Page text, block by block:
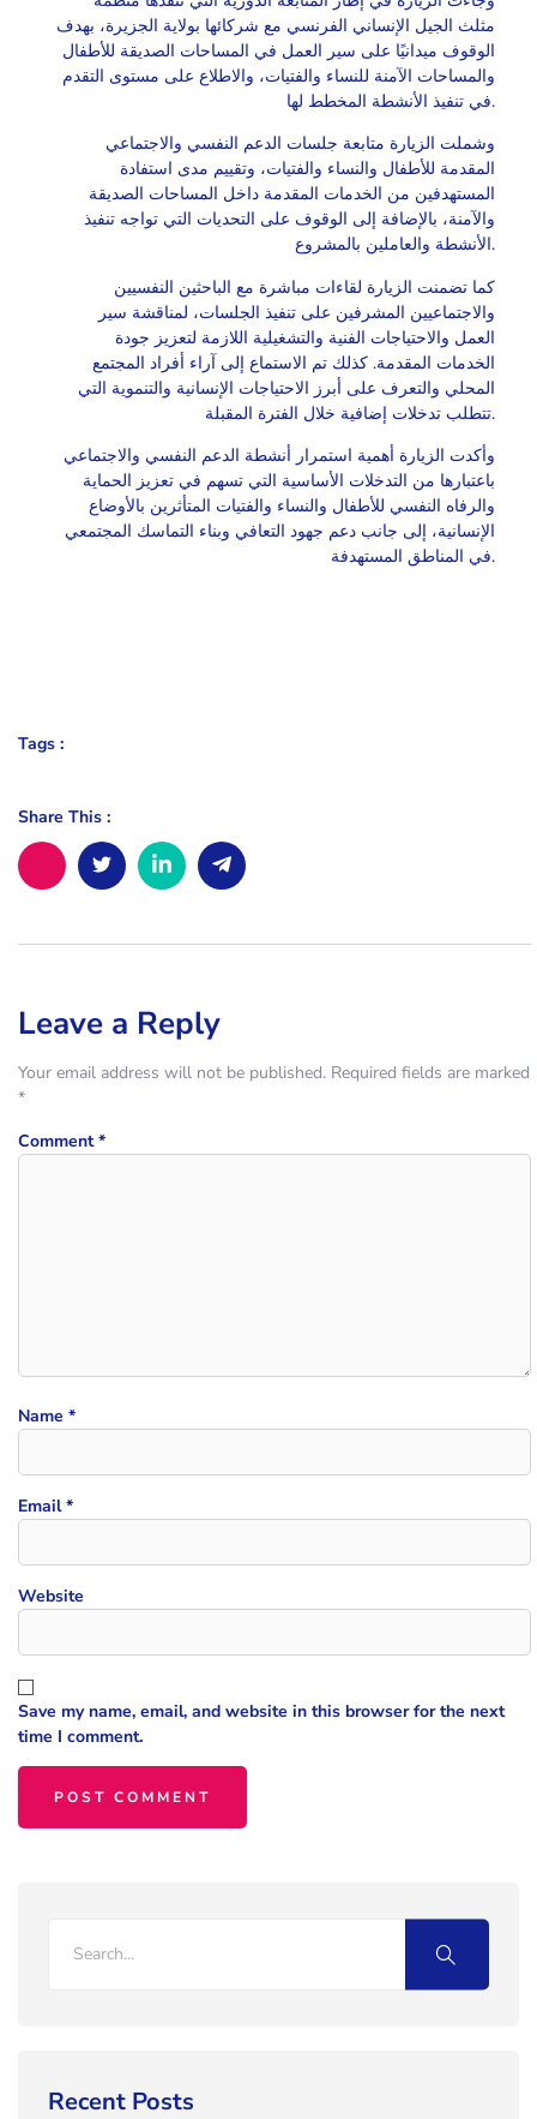
Recent Posts
مثلث الجيل الإنساني الفرنسي مع شركائها بولاية الجزيرة، بهدف
الوقوف ميدانيًا على سير العمل في المساحات الصديقة للأطفال
والمساحات الآمنة للنساء والفتيات، والاطلاع على مستوى التقدم
في تنفيذ الأنشطة المخطط لها.
وشملت الزيارة متابعة جلسات الدعم النفسي والاجتماعي
المقدمة للأطفال والنساء والفتيات، وتقييم مدى استفادة
المستهدفين من الخدمات المقدمة داخل المساحات الصديقة
والآمنة، بالإضافة إلى الوقوف على التحديات التي تواجه تنفيذ
الأنشطة والعاملين بالمشروع.
كما تضمنت الزيارة لقاءات مباشرة مع الباحثين النفسيين
والاجتماعيين المشرفين على تنفيذ الجلسات، لمناقشة سير
العمل والاحتياجات الفنية والتشغيلية اللازمة لتعزيز جودة
الخدمات المقدمة. كذلك تم الاستماع إلى آراء أفراد المجتمع
المحلي والتعرف على أبرز الاحتياجات الإنسانية والتنموية التي
تتطلب تدخلات إضافية خلال الفترة المقبلة.
وأكدت الزيارة أهمية استمرار أنشطة الدعم النفسي والاجتماعي
باعتبارها من التدخلات الأساسية التي تسهم في تعزيز الحماية
والرفاه النفسي للأطفال والنساء والفتيات المتأثرين بالأوضاع
الإنسانية، إلى جانب دعم جهود التعافي وبناء التماسك المجتمعي
في المناطق المستهدفة.
Tags :
Share This :
Leave a Reply
Your email address will not be published. Required fields are marked
*
Comment*
Name *
Email*
Website
Save my name, email, and website in this browser for the next
time I comment.